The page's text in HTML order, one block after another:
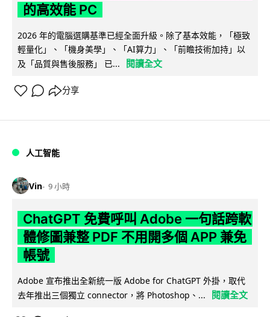
的高效能 PC
2026 年的電腦選購基準已經全面升級。除了基本效能，「極致
輕量化」、「機身美學」、「AI算力」、「前瞻技術加持」以
及「品質與售後服務」 已...
閱讀全文
分享
人工智能
Vin 9 小時
ChatGPT 免費呼叫 Adobe 一句話跨軟
體修圖兼整 PDF 不用開多個 APP 兼免
帳號
Adobe 宣布推出全新統一版 Adobe for ChatGPT 外掛，取代
去年推出三個獨立 connector，將 Photoshop、...
閱讀全文